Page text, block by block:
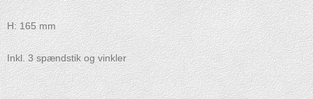
H: 165 mm
Inkl. 3 spændstik og vinkler